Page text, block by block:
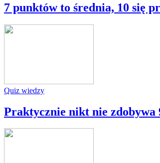
7 punktów to średnia, 10 się
Quiz wiedzy
Praktycznie nikt nie